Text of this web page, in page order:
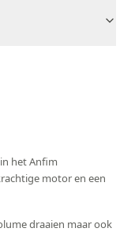
het Anfim
motor en een
draaien maar ook